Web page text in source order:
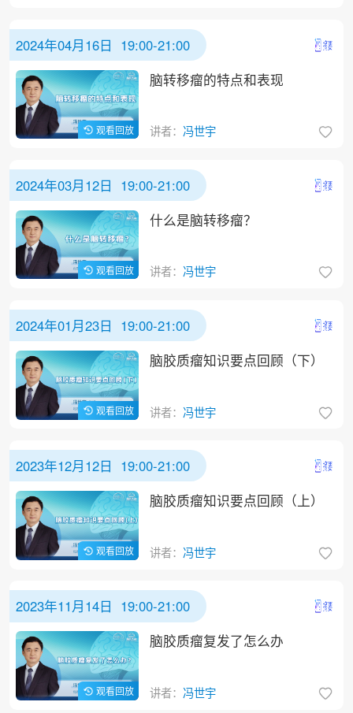
2024年04月16日 19:00-21:00
观看回放
脑转移瘤的特点和表现
讲者： 冯世宇
2024年03月12日 19:00-21:00
观看回放
什么是脑转移瘤？
讲者： 冯世宇
2024年01月23日 19:00-21:00
观看回放
脑胶质瘤知识要点回顾（下）
讲者： 冯世宇
2023年12月12日 19:00-21:00
观看回放
脑胶质瘤知识要点回顾（上）
讲者： 冯世宇
2023年11月14日 19:00-21:00
观看回放
脑胶质瘤复发了怎么办
讲者： 冯世宇